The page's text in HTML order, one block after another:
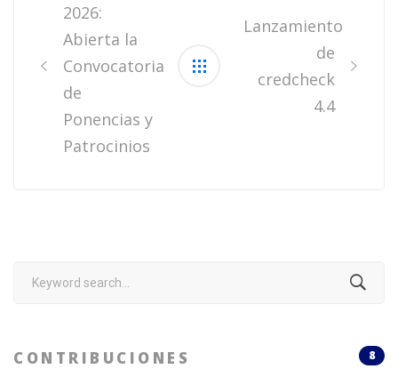
2026:
Abierta la
Convocatoria
de
Ponencias y
Patrocinios
Lanzamiento
de
credcheck
4.4
Search
CONTRIBUCIONES 8